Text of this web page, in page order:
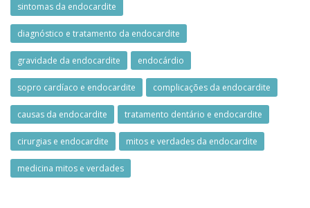
sintomas da endocardite
diagnóstico e tratamento da endocardite
gravidade da endocardite endocárdio
sopro cardíaco e endocardite complicações da endocardite
causas da endocardite tratamento dentário e endocardite
cirurgias e endocardite mitos e verdades da endocardite
medicina mitos e verdades